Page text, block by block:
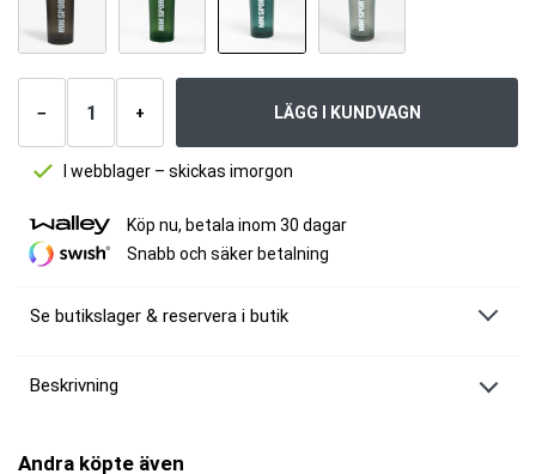
−
Antal
+ LÄGG I KUNDVAGN
I webblager – skickas imorgon
Köp nu, betala inom 30 dagar
Snabb och säker betalning
Se butikslager & reservera i butik
Beskrivning
En stor och rymligshaker
Andra köpte även